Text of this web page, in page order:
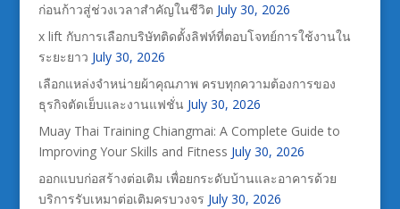
ก่อนก้าวสู่ช่วงเวลาสำคัญในชีวิต July 30, 2026
x lift กับการเลือกบริษัทติดตั้งลิฟท์ที่ตอบโจทย์การใช้งานใน
ระยะยาว July 30, 2026
เลือกแหล่งจำหน่ายผ้าคุณภาพ ครบทุกความต้องการของ
ธุรกิจตัดเย็บและงานแฟชั่น July 30, 2026
Muay Thai Training Chiangmai: A Complete Guide to
Improving Your Skills and Fitness July 30, 2026
ออกแบบก่อสร้างต่อเติม เพื่อยกระดับบ้านและอาคารด้วย
บริการรับเหมาต่อเติมครบวงจร July 30, 2026